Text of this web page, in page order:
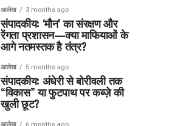
आलेख 3 months ago
संपादकीय: ‘मौन’ का संरक्षण और
रेंगता प्रशासन—क्या माफियाओं के
आगे नतमस्तक है तंत्र?
आलेख 5 months ago
संपादकीय: अंधेरी से बोरीवली तक
“विकास” या फुटपाथ पर कब्ज़े की
खुली छूट?
आलेख 6 months ago